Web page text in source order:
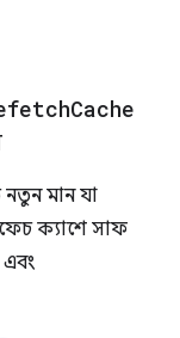
Cache
মান যা
ক্যাশে সাফ
এবং